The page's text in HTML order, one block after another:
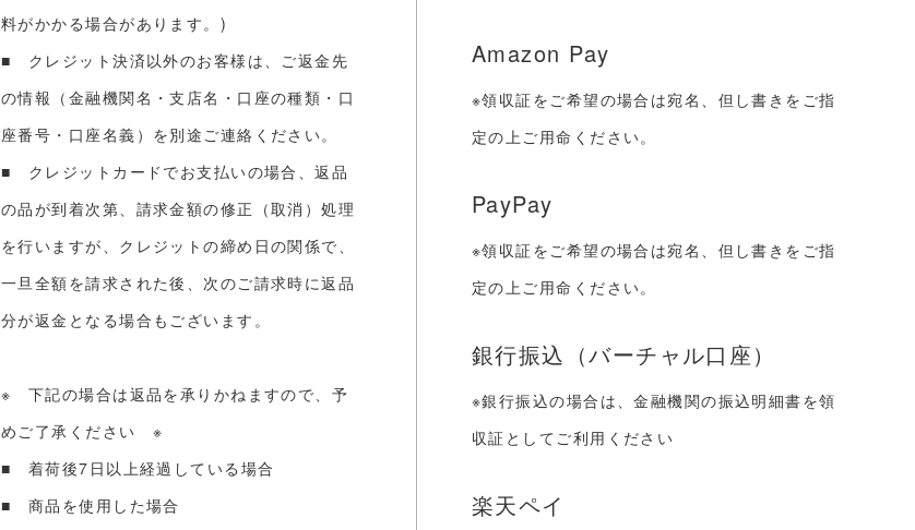
料がかかる場合があります。)
■ クレジット決済以外のお客様は、ご返金先
の情報（金融機関名・支店名・口座の種類・口
座番号・口座名義）を別途ご連絡ください。
■ クレジットカードでお支払いの場合、返品
の品が到着次第、請求金額の修正（取消）処理
を行いますが、クレジットの締め日の関係で、
一旦全額を請求された後、次のご請求時に返品
分が返金となる場合もございます。
※ 下記の場合は返品を承りかねますので、予
めご了承ください ※
■ 着荷後7日以上経過している場合
■ 商品を使用した場合
Amazon Pay
※領収証をご希望の場合は宛名、但し書きをご指
定の上ご用命ください。
PayPay
※領収証をご希望の場合は宛名、但し書きをご指
定の上ご用命ください。
銀行振込（バーチャル口座）
※銀行振込の場合は、金融機関の振込明細書を領
収証としてご利用ください
楽天ペイ